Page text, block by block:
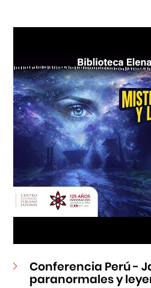
Conferencia Perú -
paranormales y